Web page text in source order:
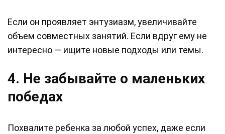
Если он проявляет энтузиазм, увеличивайте
объем совместных занятий. Если вдруг ему не
интересно — ищите новые подходы или темы.
4. Не забывайте о маленьких
победах
Похвалите ребенка за любой успех, даже если